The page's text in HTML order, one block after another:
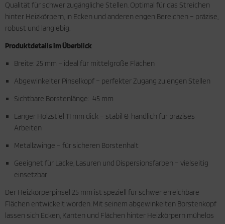
Qualität für schwer zugängliche Stellen. Optimal für das Streichen
hinter Heizkörpern, in Ecken und anderen engen Bereichen – präzise,
robust und langlebig.
Produktdetails im Überblick
Breite: 25 mm – ideal für mittelgroße Flächen
Abgewinkelter Pinselkopf – perfekter Zugang zu engen Stellen
Sichtbare Borstenlänge: 45 mm
Langer Holzstiel 11 mm dick – stabil & handlich für präzises
Arbeiten
Metallzwinge – für sicheren Borstenhalt
Geeignet für Lacke, Lasuren und Dispersionsfarben – vielseitig
einsetzbar
Der Heizkörperpinsel 25 mm ist speziell für schwer erreichbare
Flächen entwickelt worden. Mit seinem abgewinkelten Borstenkopf
lassen sich Ecken, Kanten und Flächen hinter Heizkörpern mühelos